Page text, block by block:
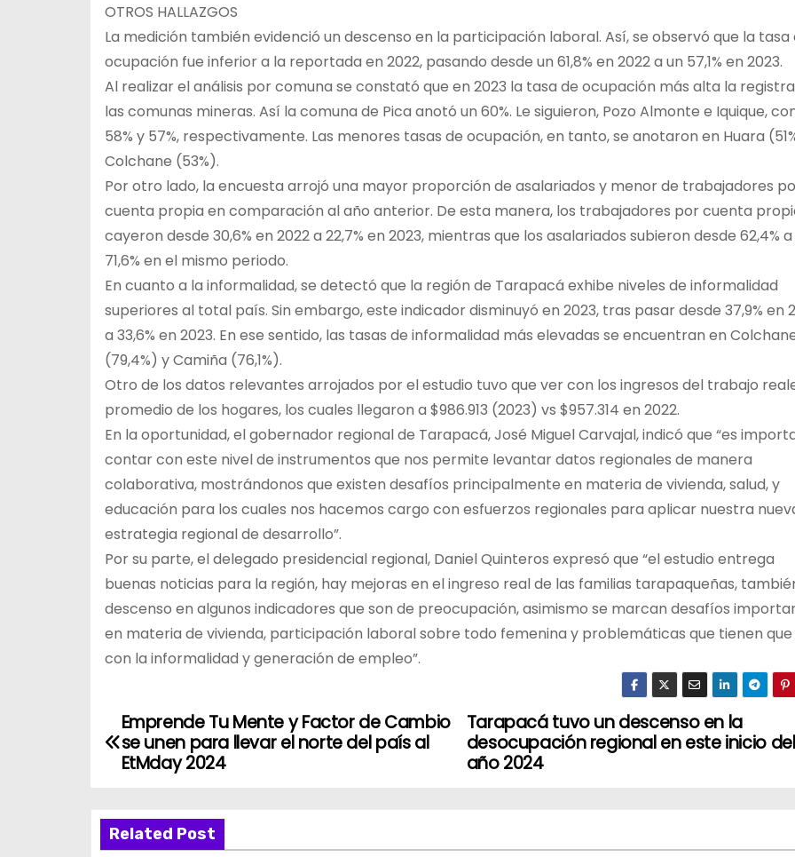
OTROS HALLAZGOS
La medición también evidenció un descenso en la participación laboral. Así, se observó que la tasa
ocupación fue inferior a la reportada en 2022, pasando desde un 61,8% en 2022 a un 57,1% en 2023.
Al realizar el análisis por comuna se constató que en 2023 la tasa de ocupación más alta la
las comunas mineras. Así la comuna de Pica anotó un 60%. Le siguieron, Pozo Almonte e Iquique,
58% y 57%, respectivamente. Las menores tasas de ocupación, en tanto, se anotaron en Huara
Colchane (53%).
Por otro lado, la encuesta arrojó una mayor proporción de asalariados y menor de trabajadores
cuenta propia en comparación al año anterior. De esta manera, los trabajadores por cuenta
cayeron desde 30,6% en 2022 a 22,7% en 2023, mientras que los asalariados subieron desde 62,4% a
71,6% en el mismo periodo.
En cuanto a la informalidad, se detectó que la región de Tarapacá exhibe niveles de informalidad
superiores al total país. Sin embargo, este indicador disminuyó en 2023, tras pasar desde 37,9% en
a 33,6% en 2023. En ese sentido, las tasas de informalidad más elevadas se encuentran en
(79,4%) y Camiña (76,1%).
Otro de los datos relevantes arrojados por el estudio tuvo que ver con los ingresos del trabajo
promedio de los hogares, los cuales llegaron a $986.913 (2023) vs $957.314 en 2022.
En la oportunidad, el gobernador regional de Tarapacá, José Miguel Carvajal, indicó que “es
contar con este nivel de instrumentos que nos permite levantar datos regionales de manera
colaborativa, mostrándonos que existen desafíos principalmente en materia de vivienda, salud, y
educación para los cuales nos hacemos cargo con esfuerzos regionales para aplicar nuestra
estrategia regional de desarrollo”.
Por su parte, el delegado presidencial regional, Daniel Quinteros expresó que “el estudio entrega
buenas noticias para la región, hay mejoras en el ingreso real de las familias tarapaqueñas,
descenso en algunos indicadores que son de preocupación, asimismo se marcan desafíos
en materia de vivienda, participación laboral sobre todo femenina y problemáticas que tienen
con la informalidad y generación de empleo”.
N
e
Tarapacá tuvo un descenso en la
desocupación regional en este inicio del
año 2024
Emprende Tu Mente y Factor de Cambio
se unen para llevar el norte del país al
EtMday 2024
Related Post